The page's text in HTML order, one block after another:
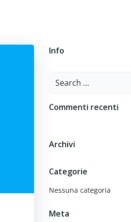
Info
Search
Commenti recenti
Archivi
Categorie
Nessuna categoria
Meta